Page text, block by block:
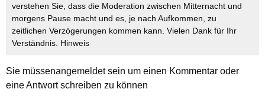
verstehen Sie, dass die Moderation zwischen Mitternacht und
morgens Pause macht und es, je nach Aufkommen, zu
zeitlichen Verzögerungen kommen kann. Vielen Dank für Ihr
Verständnis. Hinweis
Sie müssenangemeldetsein um einen Kommentar oder
eine Antwort schreiben zu können